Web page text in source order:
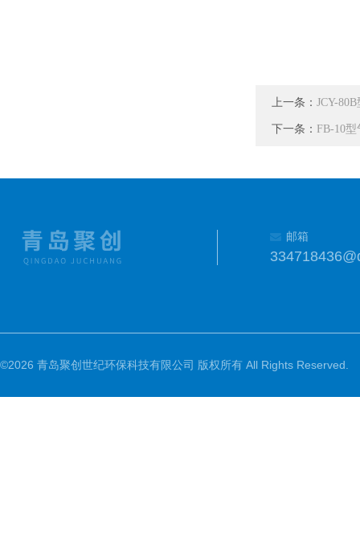
上一条： JCY-
下一条： FB-10
邮箱
©2026 青岛聚创世纪环保科技有限公司 版权所有 All Rights Reserved.